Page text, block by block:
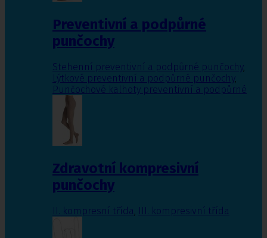
Preventivní a podpůrné
punčochy
Stehenní preventivní a podpůrné punčochy,
Lýtkové preventivní a podpůrné punčochy,
Punčochové kalhoty preventivní a podpůrné
Zdravotní kompresivní
punčochy
II. kompresní třída III. kompresivní třída